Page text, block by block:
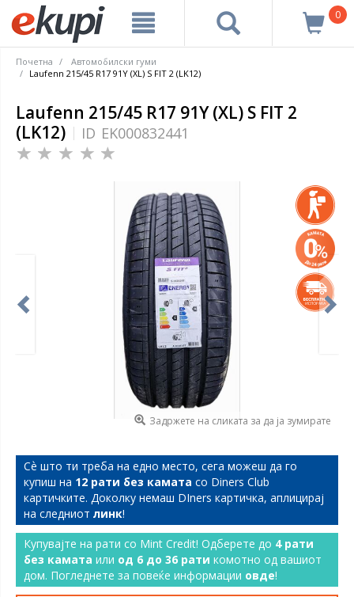
0
Почетна
Автомобилски гуми
Laufenn 215/45 R17 91Y (XL) S FIT 2 (LK12)
Laufenn 215/45 R17 91Y (XL) S FIT 2
(LK12)
ID EK000832441
Задржете на сликата за да ја зумирате
Сѐ што ти треба на едно место, сега можеш да го
купиш на 12 рати без камата со Diners Club
картичките. Доколку немаш DIners картичка, аплицирај
на следниот линк!
Купувајте на рати со Mint Credit! Одберете до 4 рати
без камата или од 6 до 36 рати комотно од вашиот
дом. Погледнете за повеќе информации овде!